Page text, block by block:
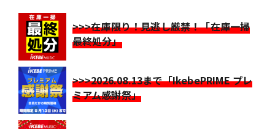
>>>在庫限り！見逃し厳禁！「在庫一掃
最終処分」
>>>2026.08.13まで「IkebePRIME プレ
ミアム感謝祭」